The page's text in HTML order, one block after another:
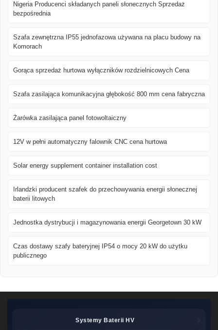
Nigeria Producenci składanych paneli słonecznych Sprzedaż
bezpośrednia
Szafa zewnętrzna IP55 jednofazowa używana na placu budowy na
Komorach
Gorąca sprzedaż hurtowa wyłączników rozdzielnicowych Cena
Szafa zasilająca komunikacyjna głębokość 800 mm cena fabryczna
Żarówka zasilająca panel fotowoltaiczny
12V w pełni automatyczny falownik CNC cena hurtowa
Solar energy supplement container installation cost
Irlandzki producent szafek do przechowywania energii słonecznej
baterii litowych
Jednostka dystrybucji i magazynowania energii Georgetown 30 kW
Czas dostawy szafy bateryjnej IP54 o mocy 20 kW do użytku
publicznego
Systemy Baterii HV